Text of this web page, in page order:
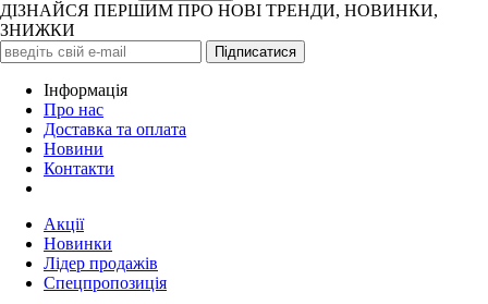
ДІЗНАЙСЯ ПЕРШИМ ПРО НОВІ ТРЕНДИ, НОВИНКИ,
ЗНИЖКИ
Iнформація
Про нас
Доставка та оплата
Новини
Контакти
Акції
Новинки
Лідер продажів
Спецпропозиція